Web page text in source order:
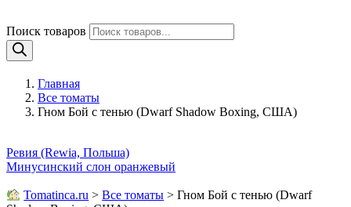
Поиск товаров
Главная
Все томаты
Гном Бой с тенью (Dwarf Shadow Boxing, США)
Ревия (Rewia, Польша)
Минусинский слон оранжевый
Tomatinсa.ru >Все томаты >Гном Бой с тенью (Dwarf